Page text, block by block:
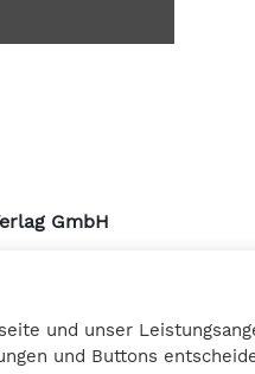
GmbH
25 12
und unser
und Buttons